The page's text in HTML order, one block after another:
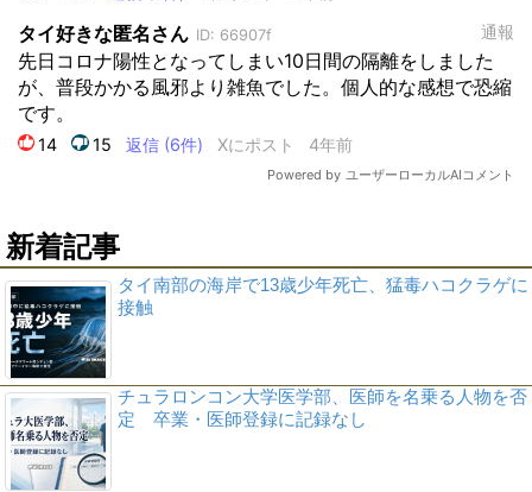
新着記事
タイ南部の海岸で13歳少年死亡、猛毒ハコクラゲに
接触
チュラロンコン大学医学部、医師を名乗る人物を否
定 卒業・医師登録に記録なし